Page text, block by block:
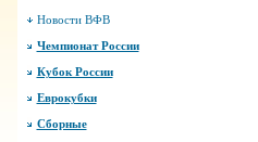
Новости ВФВ
Чемпионат России
Кубок России
Еврокубки
Сборные